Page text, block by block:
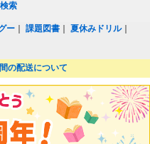
索
ー ｜課題図書 ｜夏休みドリル｜
の配送について